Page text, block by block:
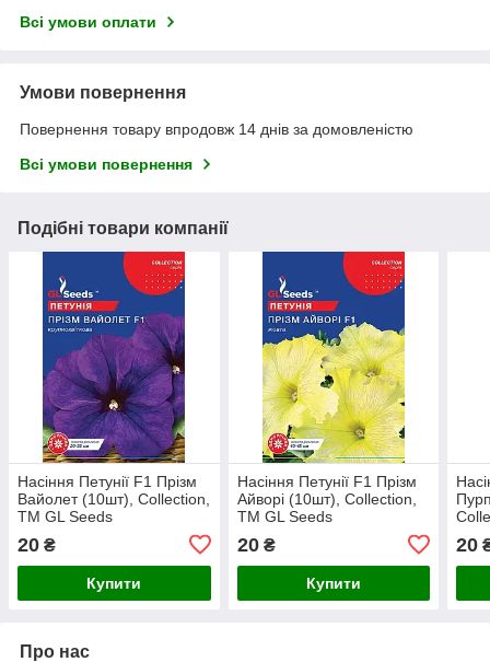
Всі умови оплати
Умови повернення
Повернення товару впродовж 14 днів за домовленістю
Всі умови повернення
Подібні товари компанії
Насіння Петунії F1 Прізм
Вайолет (10шт), Collection,
TM GL Seeds
20 ₴
Купити
Насіння Петунії F1 Прізм
Айворi (10шт), Collection,
TM GL Seeds
20₴
Купити
20
Про нас